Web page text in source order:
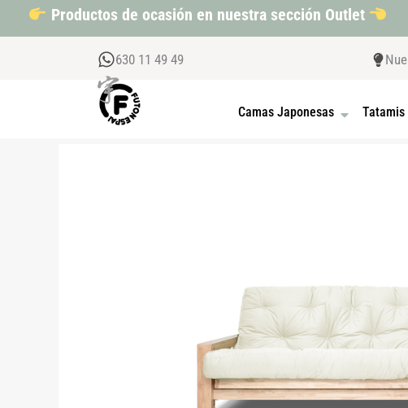
Productos de ocasión en nuestra sección Outlet
630 11 49 49
Camas Japonesas OPENTatamis